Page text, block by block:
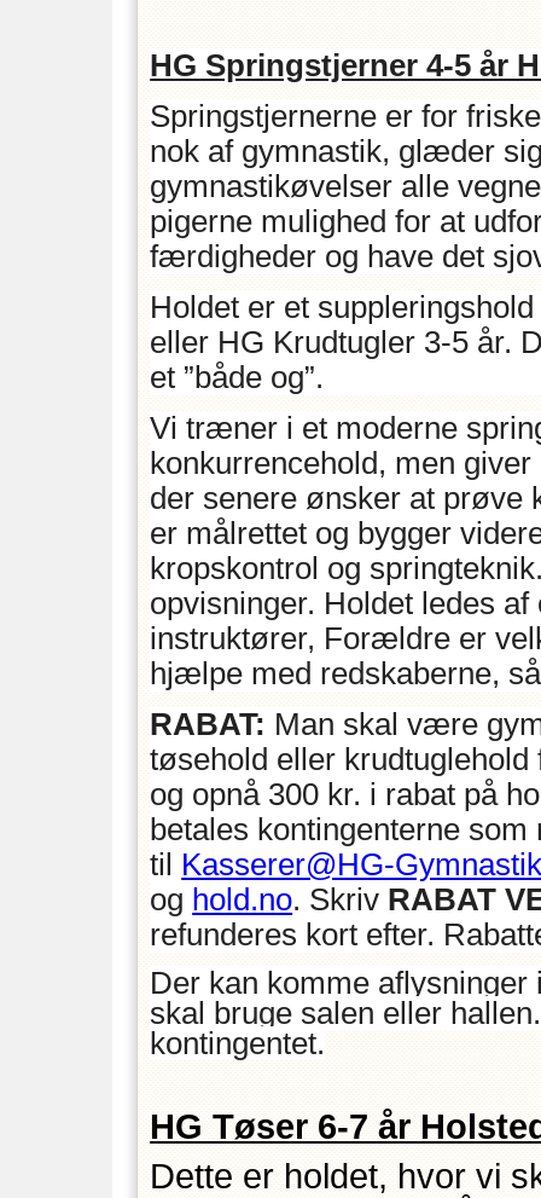
HG Springstjerner 4-5 år
Springstjernerne er for
nok af gymnastik, glæder
gymnastikøvelser alle
pigerne mulighed for at
færdigheder og have det
Holdet er et
eller HG Krudtugler 3-5 år.
et ”både og”.
Vi træner i et moderne
konkurrencehold, men
der senere ønsker at prøve
er målrettet og bygger
kropskontrol og
opvisninger. Holdet ledes
instruktører, Forældre er
hjælpe med redskaberne,
RABAT: Man skal være
tøsehold eller krudtuglehold
og opnå 300 kr. i rabat på
betales kontingenterne
til Kasserer@HG-
og hold.no. Skriv RABAT
refunderes kort efter.
Der kan komme
skal bruge salen eller
kontingentet.
HG Tøser 6-7 år
Dette er holdet, hvor vi